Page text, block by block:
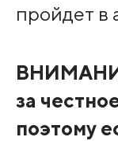
пройдет
за
поэтому